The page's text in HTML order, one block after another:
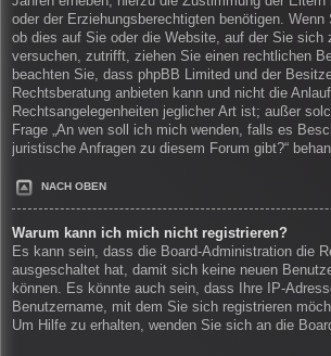
oder der Erziehungsberechtigten benötigen.
ob dies auf Sie oder die Website, auf der Sie sich
versuchen, zutrifft, ziehen Sie einen rechtlichen
beachten Sie, dass phpBB Limited und der
Rechtsberatung anbieten kann und nicht die
Rechtsangelegenheiten jeglicher Art ist; außer
Frage „An wen soll ich mich wenden, falls es
juristische Anfragen zu diesem Forum gibt?“
NACH OBEN
Warum kann ich mich nicht registrieren?
Es kann sein, dass die Board-Administration die
ausgeschaltet hat, damit sich keine neuen
können. Es könnte auch sein, dass Ihre IP-
Benutzername, mit dem Sie sich registrieren
Um Hilfe zu erhalten, wenden Sie sich an die